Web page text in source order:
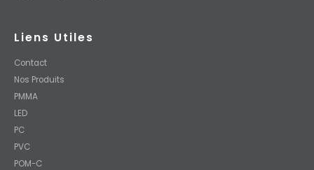
Liens Utiles
Contact
Nos Produits
PMMA
LED
PC
PVC
POM-C